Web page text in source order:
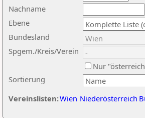
Nachname
Ebene
Sortierung
Bundesland
Spgem./Kreis/Verein
Nur
Vereinslisten:Wien Niederösterreich